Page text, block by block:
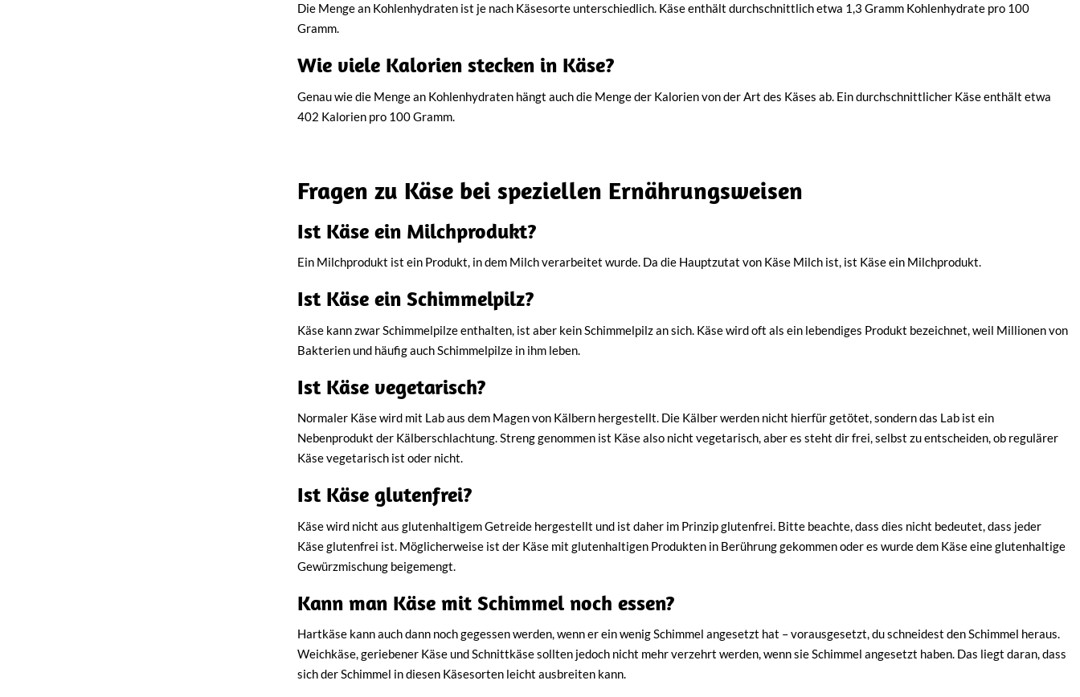
Die Menge an Kohlenhydraten ist je nach Käsesorte unterschiedlich. Käse enthält durchschnittlich etwa 1,3 Gramm Kohlenhydrate pro 100
Gramm.
Wie viele Kalorien stecken in Käse?
Genau wie die Menge an Kohlenhydraten hängt auch die Menge der Kalorien von der Art des Käses ab. Ein durchschnittlicher Käse enthält etwa
402 Kalorien pro 100 Gramm.
Fragen zu Käse bei speziellen Ernährungsweisen
Ist Käse ein Milchprodukt?
Ein Milchprodukt ist ein Produkt, in dem Milch verarbeitet wurde. Da die Hauptzutat von Käse Milch ist, ist Käse ein Milchprodukt.
Ist Käse ein Schimmelpilz?
Käse kann zwar Schimmelpilze enthalten, ist aber kein Schimmelpilz an sich. Käse wird oft als ein lebendiges Produkt bezeichnet, weil Millionen von
Bakterien und häufig auch Schimmelpilze in ihm leben.
Ist Käse vegetarisch?
Normaler Käse wird mit Lab aus dem Magen von Kälbern hergestellt. Die Kälber werden nicht hierfür getötet, sondern das Lab ist ein
Nebenprodukt der Kälberschlachtung. Streng genommen ist Käse also nicht vegetarisch, aber es steht dir frei, selbst zu entscheiden, ob regulärer
Käse vegetarisch ist oder nicht.
Ist Käse glutenfrei?
Käse wird nicht aus glutenhaltigem Getreide hergestellt und ist daher im Prinzip glutenfrei. Bitte beachte, dass dies nicht bedeutet, dass jeder
Käse glutenfrei ist. Möglicherweise ist der Käse mit glutenhaltigen Produkten in Berührung gekommen oder es wurde dem Käse eine glutenhaltige
Gewürzmischung beigemengt.
Kann man Käse mit Schimmel noch essen?
Hartkäse kann auch dann noch gegessen werden, wenn er ein wenig Schimmel angesetzt hat – vorausgesetzt, du schneidest den Schimmel heraus.
Weichkäse, geriebener Käse und Schnittkäse sollten jedoch nicht mehr verzehrt werden, wenn sie Schimmel angesetzt haben. Das liegt daran, dass
sich der Schimmel in diesen Käsesorten leicht ausbreiten kann.